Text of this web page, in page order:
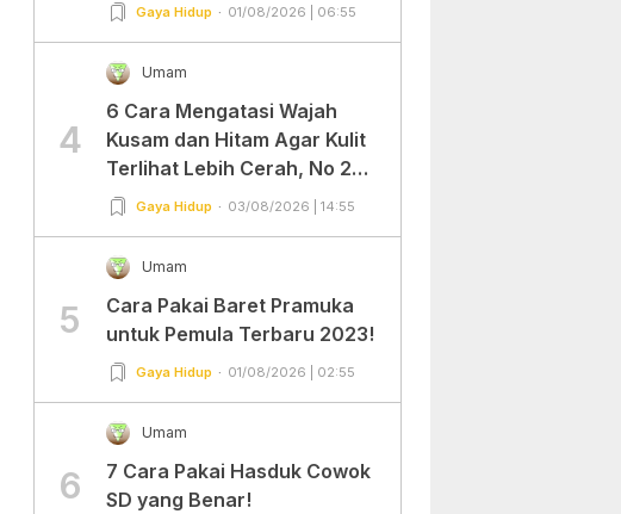
Gaya Hidup 01/08/2026 | 06:55
4
Umam
6 Cara Mengatasi Wajah
Kusam dan Hitam Agar Kulit
Terlihat Lebih Cerah, No 2
Gampang Banget dan Mudah
Gaya Hidup 03/08/2026 | 14:55
5
Umam
Cara Pakai Baret Pramuka
untuk Pemula Terbaru 2023!
Gaya Hidup 01/08/2026 | 02:55
6
Umam
7 Cara Pakai Hasduk Cowok
SD yang Benar!